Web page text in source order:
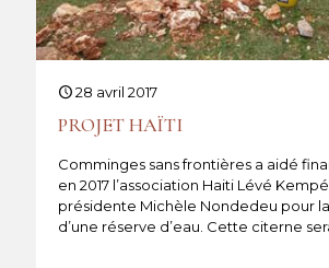
28 avril 2017
PROJET HAÏTI
Comminges sans frontières a aidé
en 2017 l’association Haiti Lévé
présidente Michèle Nondedeu pour
d’une réserve d’eau. Cette citerne